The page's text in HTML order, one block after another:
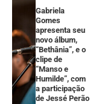
Gabriela
Gomes
apresenta seu
novo álbum,
“Bethânia”, e o
clipe de
“Manso e
Humilde”, com
a participação
de Jessé Perão